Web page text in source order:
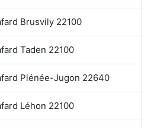
Brusvily 22100
Taden 22100
Plénée-Jugon 22640
Léhon 22100